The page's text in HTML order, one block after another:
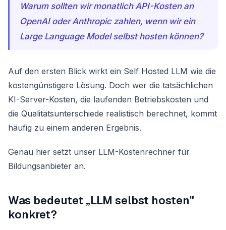
Warum sollten wir monatlich API-Kosten an
OpenAI oder Anthropic zahlen, wenn wir ein
Large Language Model selbst hosten können?
Auf den ersten Blick wirkt ein Self Hosted LLM wie die
kostengünstigere Lösung. Doch wer die tatsächlichen
KI-Server-Kosten, die laufenden Betriebskosten und
die Qualitätsunterschiede realistisch berechnet, kommt
häufig zu einem anderen Ergebnis.
Genau hier setzt unser LLM-Kostenrechner für
Bildungsanbieter an.
Was bedeutet „LLM selbst hosten"
konkret?